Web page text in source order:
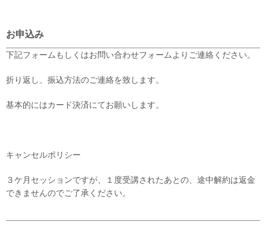
お申込み
下記フォームもしくはお問い合わせフォームよりご連絡ください。
折り返し、振込方法のご連絡を致します。
基本的にはカード決済にてお願いします。
キャンセルポリシー
３ケ月セッションですが、１度受講されたあとの、途中解約は返金
できませんのでご了承ください。